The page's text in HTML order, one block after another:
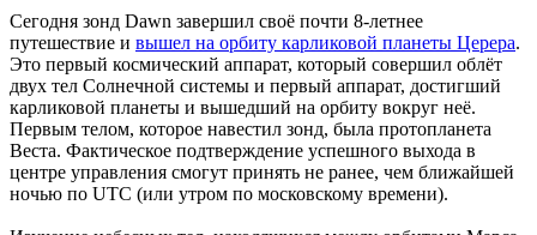
Сегодня зонд Dawn завершил своё почти 8-летнее
путешествие и вышел на орбиту карликовой планеты Церера.
Это первый космический аппарат, который совершил облёт
двух тел Солнечной системы и первый аппарат, достигший
карликовой планеты и вышедший на орбиту вокруг неё.
Первым телом, которое навестил зонд, была протопланета
Веста. Фактическое подтверждение успешного выхода в
центре управления смогут принять не ранее, чем ближайшей
ночью по UTC (или утром по московскому времени).